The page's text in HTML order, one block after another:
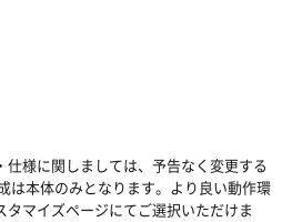
様に関しましては、予告なく変更する
は本体のみとなります。より良い動作環
マイズページにてご選択いただけま